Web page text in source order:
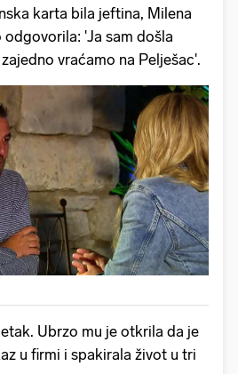
karta bila jeftina, Milena
odgovorila: 'Ja sam došla
vraćamo na Pelješac'.
Ubrzo mu je otkrila da je
u firmi i spakirala život u tri